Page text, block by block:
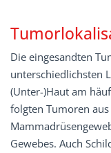
Die eingesandten
unterschiedlichsten
(Unter-)Haut am
folgten Tumoren
Gewebes. Auch